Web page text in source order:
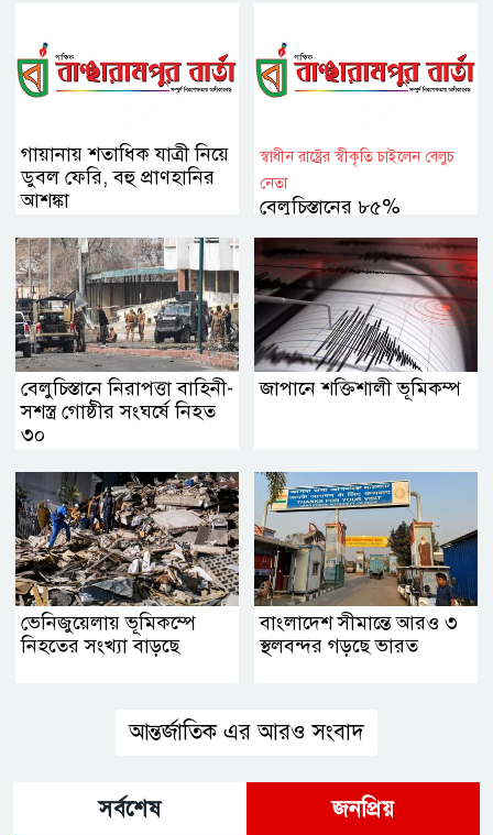
গায়ানায় শতাধিক যাত্রী নিয়ে
ডুবল ফেরি, বহু প্রাণহানির
আশঙ্কা
স্বাধীন রাষ্ট্রের স্বীকৃতি চাইলেন বেলুচ
নেতা
বেলুচিস্তানের ৮৫%
বেলুচিস্তানে নিরাপত্তা বাহিনী-
সশস্ত্র গোষ্ঠীর সংঘর্ষে নিহত
৩০
জাপানে শক্তিশালী ভূমিকম্প
ভেনিজুয়েলায় ভূমিকম্পে
নিহতের সংখ্যা বাড়ছে
বাংলাদেশ সীমান্তে আরও ৩
স্থলবন্দর গড়ছে ভারত
আন্তর্জাতিক এর আরও সংবাদ
সর্বশেষ জনপ্রিয়